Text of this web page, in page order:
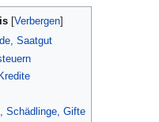
Saatgut
Schädlinge, Gifte